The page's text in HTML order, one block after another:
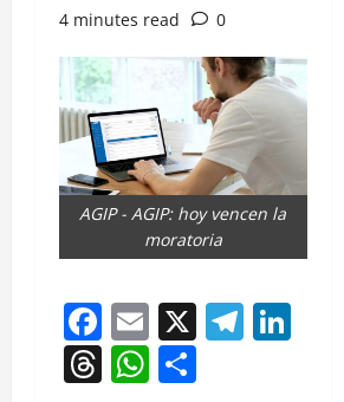
4 minutes read
0
AGIP - AGIP: hoy vencen la
moratoria
Facebook
Email
X
Threads
WhatsApp